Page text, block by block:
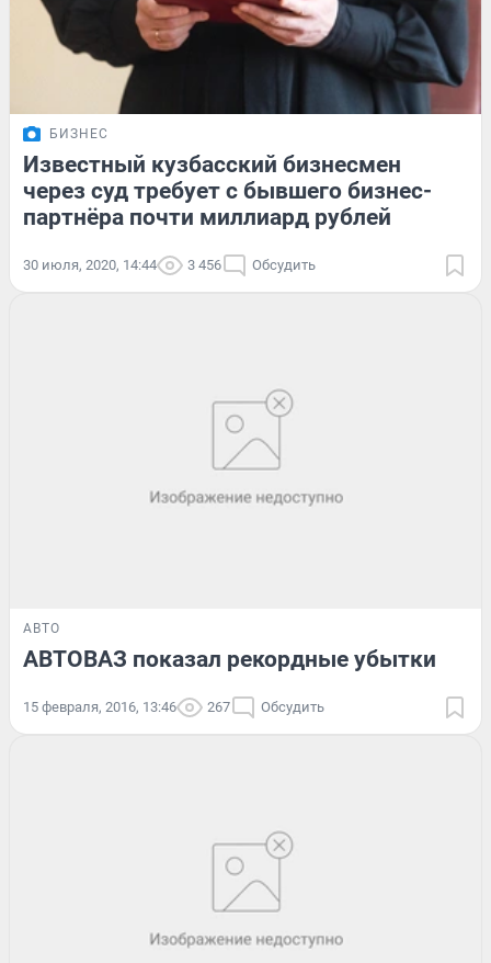
БИЗНЕС
Известный кузбасский бизнесмен
через суд требует с бывшего бизнес-
партнёра почти миллиард рублей
30 июля, 2020, 14:44 3 456 Обсудить
АВТО
АВТОВАЗ показал рекордные убытки
15 февраля, 2016, 13:46 267 Обсудить